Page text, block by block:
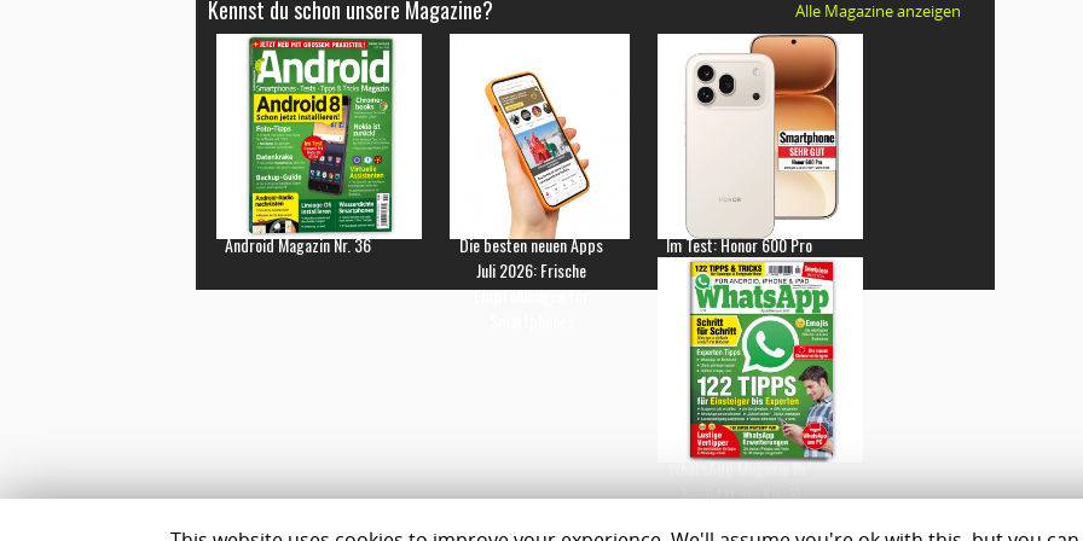
Kennst du schon unsere Magazine? Alle Magazine anzeigen
Android Magazin Nr. 36
Die besten neuen Apps
Juli 2026: Frische
Empfehlungen für
Im Test: Honor 600 Pro
WhatsApp Magazin Nr.
3 – Jetzt am Kiosk!